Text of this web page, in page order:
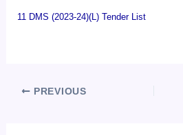
11 DMS (2023-24)(L) Tender List
PREVIOUS